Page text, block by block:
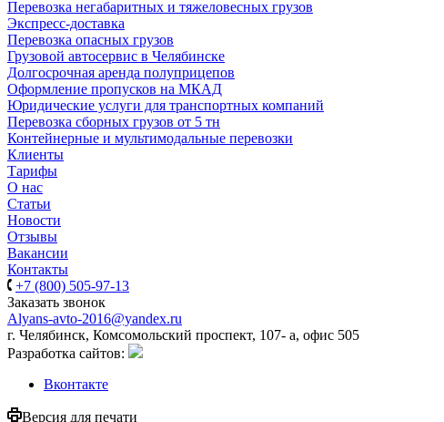
Перевозка негабаритных и тяжеловесных грузов
Экспресс-доставка
Перевозка опасных грузов
Грузовой автосервис в Челябинске
Долгосрочная аренда полуприцепов
Оформление пропусков на МКАД
Юридические услуги для транспортных компаний
Перевозка сборных грузов от 5 тн
Контейнерные и мультимодальные перевозки
Клиенты
Тарифы
О нас
Статьи
Новости
Отзывы
Вакансии
Контакты
+7 (800) 505-97-13
Заказать звонок
Alyans-avto-2016@yandex.ru
г. Челябинск, Комсомольский проспект, 107- а, офис 505
Разработка сайтов:
Вконтакте
Версия для печати